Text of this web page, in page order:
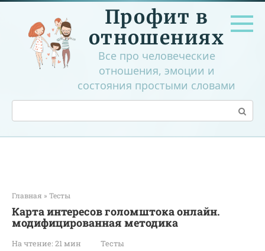
Перейти
контенту
Профит в
отношениях
Все про человеческие
отношения, эмоции и
состояния простыми словами
Поиск:
Главная » Тесты
Карта интересов голомштока онлайн.
модифицированная методика
На чтение: 21 мин Тесты